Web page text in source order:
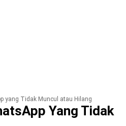
yang Tidak Muncul atau Hilang
Yang Tidak